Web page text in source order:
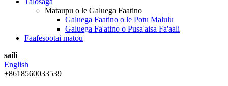
Mataupu o le Galuega Faatino
Galuega Faatino o le Potu Malulu
Galuega Fa'atino o Pusa'aisa Fa'aali
Faafesootai matou
saili
English
+8618560033539